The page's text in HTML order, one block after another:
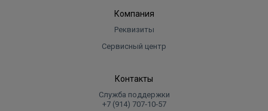
Компания
Реквизиты
Сервисный центр
Контакты
Служба поддержки
+7 (914) 707‑10‑57